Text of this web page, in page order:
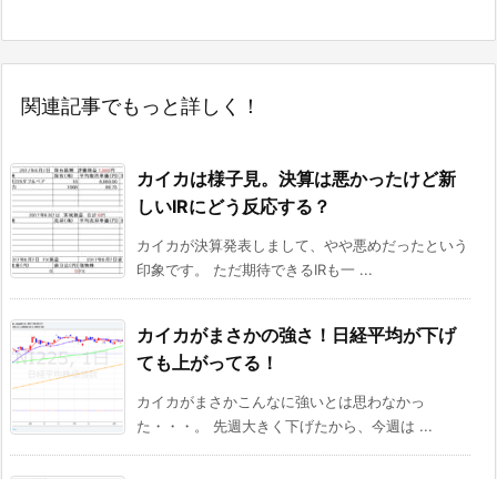
関連記事でもっと詳しく！
カイカは様子見。決算は悪かったけど新
しいIRにどう反応する？
カイカが決算発表しまして、やや悪めだったという
印象です。 ただ期待できるIRも一 ...
カイカがまさかの強さ！日経平均が下げ
ても上がってる！
カイカがまさかこんなに強いとは思わなかっ
た・・・。 先週大きく下げたから、今週は ...